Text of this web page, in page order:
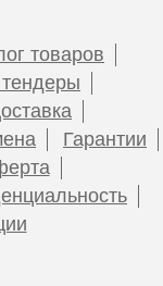
для раковины
Gold SC26Gold
товаров
Гарантии